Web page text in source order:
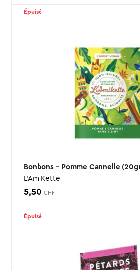
Épuisé
Bonbons – Pomme Cannelle
L'AmiKette
5,50 CHF
Épuisé